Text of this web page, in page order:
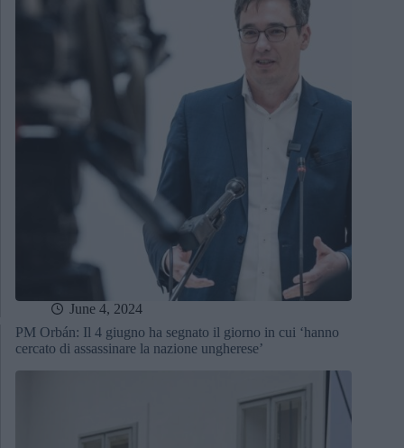
June 4, 2024
PM Orbán: Il 4 giugno ha segnato il giorno in cui ‘hanno
cercato di assassinare la nazione ungherese’